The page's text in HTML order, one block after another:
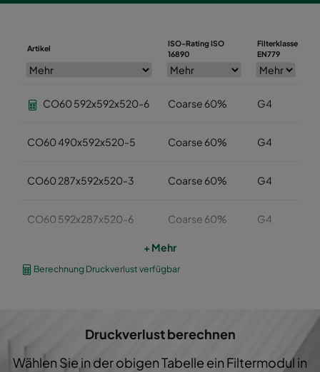
Artikel
ISO-Rating ISO
16890
Filterklasse
EN779
CO60 592x592x520-6 Coarse 60% G4
CO60 490x592x520-5 Coarse 60% G4
CO60 287x592x520-3 Coarse 60% G4
CO60 592x287x520-6 Coarse 60% G4
CO60 490x592x370-5 Coarse 60%
+ Mehr
Berechnung Druckverlust verfügbar
Druckverlust berechnen
Wählen Sie in der obigen Tabelle ein Filtermodul in